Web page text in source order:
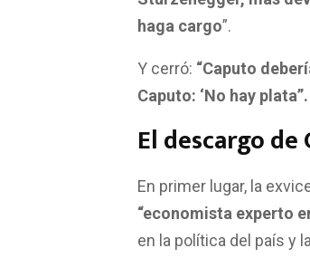
Sturzenegger, más
haga cargo ”.
Y cerró: “Caputo
Caputo: ‘No hay plata”.
El descargo
En primer lugar, la
“economista experto
en la política del país y